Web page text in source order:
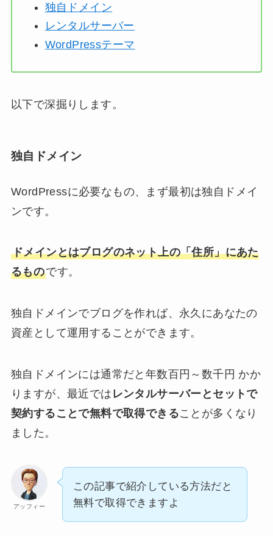
独自ドメイン
レンタルサーバー
WordPressテーマ
以下で深掘りします。
独自ドメイン
WordPressに必要なもの、まず最初は独自ドメイ
ンです。
ドメインとはブログのネット上の「住所」にあた
るものです。
独自ドメインでブログを作れば、永久にあなたの
資産として運用することができます。
独自ドメインには通常だと年数百円～数千円 かか
りますが、最近では レンタルサーバーとセットで
契約することで無料で取得できることが多くなり
ました。
アッフィー
この記事で紹介している方法だと
無料で取得できますよ